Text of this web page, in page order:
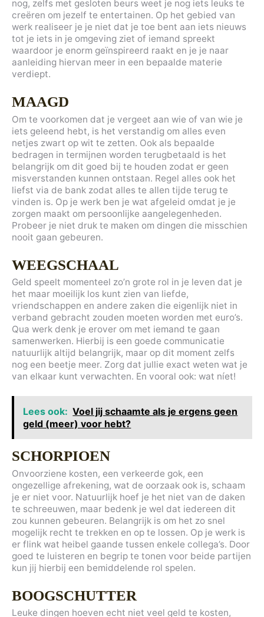
nog, zelfs met gesloten beurs weet je nog iets leuks te
creëren om jezelf te entertainen. Op het gebied van
werk realiseer je je niet dat je toe bent aan iets nieuws
tot je iets in je omgeving ziet of iemand spreekt
waardoor je enorm geïnspireerd raakt en je je naar
aanleiding hiervan meer in een bepaalde materie
verdiept.
MAAGD
Om te voorkomen dat je vergeet aan wie of van wie je
iets geleend hebt, is het verstandig om alles even
netjes zwart op wit te zetten. Ook als bepaalde
bedragen in termijnen worden terugbetaald is het
belangrijk om dit goed bij te houden zodat er geen
misverstanden kunnen ontstaan. Regel alles ook het
liefst via de bank zodat alles te allen tijde terug te
vinden is. Op je werk ben je wat afgeleid omdat je je
zorgen maakt om persoonlijke aangelegenheden.
Probeer je niet druk te maken om dingen die misschien
nooit gaan gebeuren.
WEEGSCHAAL
Geld speelt momenteel zo’n grote rol in je leven dat je
het maar moeilijk los kunt zien van liefde,
vriendschappen en andere zaken die eigenlijk niet in
verband gebracht zouden moeten worden met euro’s.
Qua werk denk je erover om met iemand te gaan
samenwerken. Hierbij is een goede communicatie
natuurlijk altijd belangrijk, maar op dit moment zelfs
nog een beetje meer. Zorg dat jullie exact weten wat je
van elkaar kunt verwachten. En vooral ook: wat níet!
Lees ook: Voel jij schaamte als je ergens geen
geld (meer) voor hebt?
SCHORPIOEN
Onvoorziene kosten, een verkeerde gok, een
ongezellige afrekening, wat de oorzaak ook is, schaam
je er niet voor. Natuurlijk hoef je het niet van de daken
te schreeuwen, maar bedenk je wel dat iedereen dit
zou kunnen gebeuren. Belangrijk is om het zo snel
mogelijk recht te trekken en op te lossen. Op je werk is
er flink wat heibel gaande tussen enkele collega’s. Door
goed te luisteren en begrip te tonen voor beide partijen
kun jij hierbij een bemiddelende rol spelen.
BOOGSCHUTTER
Leuke dingen hoeven echt niet veel geld te kosten,